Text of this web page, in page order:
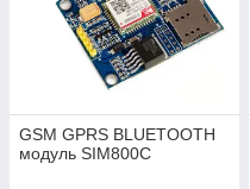
GSM GPRS BLUETOOTH
модуль SIM800C